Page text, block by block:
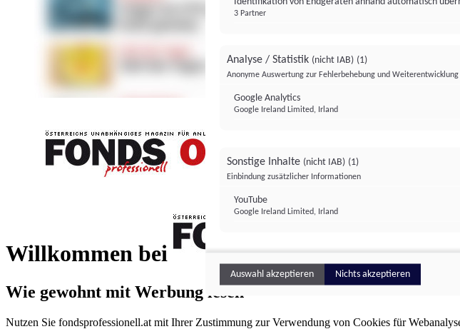
Willkommen bei
FONDS professionell
Wie gewohnt mit Werbung lesen
Nutzen Sie fondsprofessionell.at mit Ihrer Zustimmung zur Verwendung von Cookies für
3 Partner
Analyse / Statistik (nicht IAB) (1)
Anonyme Auswertung zur Fehlerbehebung und Weiterentwicklung
Google Analytics
Google Ireland Limited, Irland
Sonstige Inhalte (nicht IAB) (1)
Einbindung zusätzlicher Informationen
YouTube
Google Ireland Limited, Irland
Auswahl akzeptieren Nichts akzeptieren